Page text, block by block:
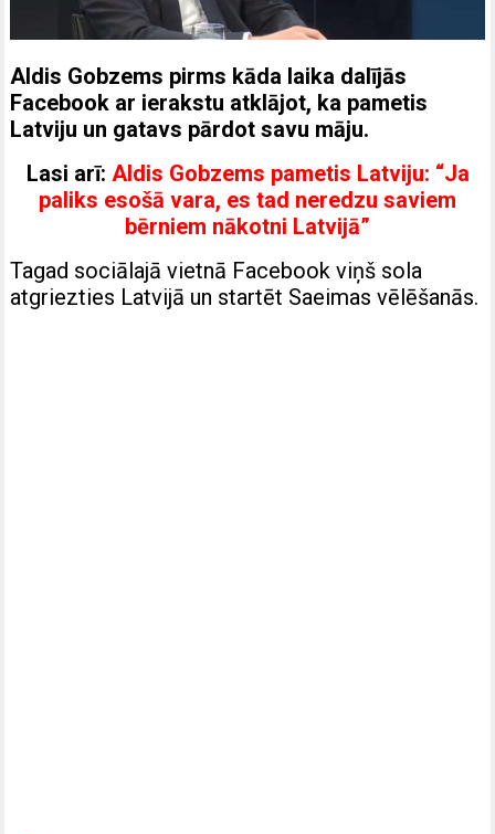
Aldis Gobzems pirms kāda laika dalījās
Facebook ar ierakstu atklājot, ka pametis
Latviju un gatavs pārdot savu māju.
Lasi arī: Aldis Gobzems pametis Latviju: “Ja
paliks esošā vara, es tad neredzu saviem
bērniem nākotni Latvijā”
Tagad sociālajā vietnā Facebook viņš sola
atgriezties Latvijā un startēt Saeimas vēlēšanās.